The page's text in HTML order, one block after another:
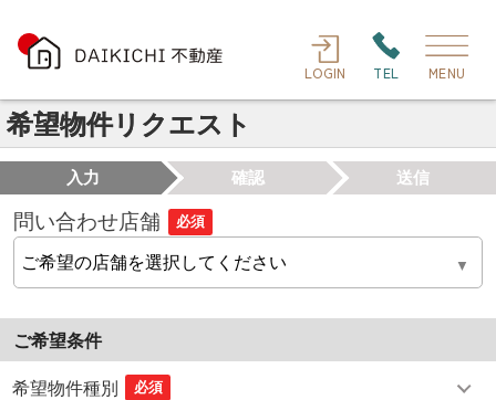
LOGIN TEL MENU
希望物件リクエスト
入力 確認 送信
問い合わせ店舗 必須
ご希望条件
希望物件種別 必須